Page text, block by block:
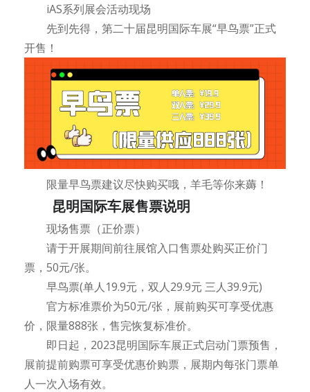
iAS系列展会活动现场
先到先得，第二十届昆明国际车展“早鸟票”正式
开售！
限量早鸟票建议尽快购买哦，羊毛等你来薅！
昆明国际车展售票说明
现场售票（正价票）
请于开展期间前往展馆入口售票处购买正价门
票，50元/张。
早鸟票(单人19.9元，双人29.9元 三人39.9元)
官方标准票价为50元/张，展前购买可享受优惠
价，限量888张，售完恢复标准价。
即日起，2023昆明国际车展正式启动门票预售，
展前提前购票可享受优惠价购票，展期内每张门票单
人一次入场有效。